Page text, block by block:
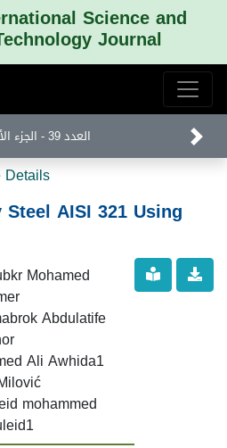
Science and
Journal
Volume 39-Part 1 العدد 39 - الجزء الأول
AISI 321 Using
Mohamed
Abdulatife
Ali Awhida1
mohammed